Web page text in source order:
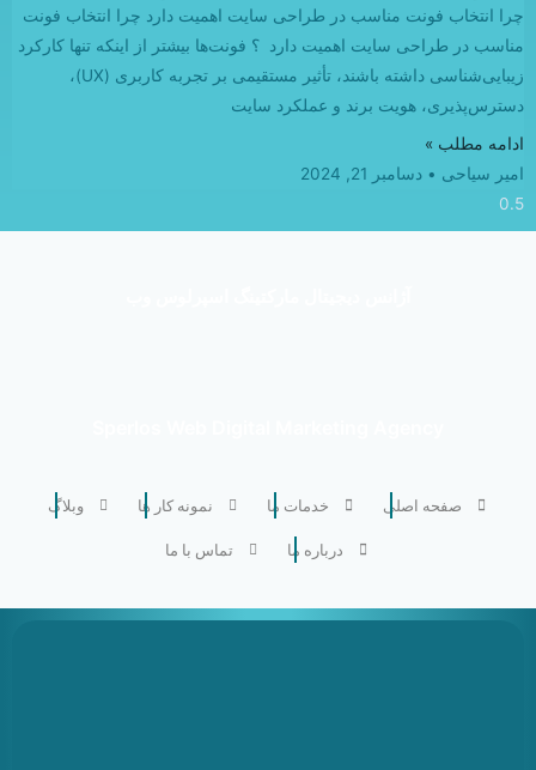
چرا انتخاب فونت مناسب در طراحی سایت اهمیت دارد چرا انتخاب فونت
مناسب در طراحی سایت اهمیت دارد ؟ فونت‌ها بیشتر از اینکه تنها کارکرد
زیبایی‌شناسی داشته باشند، تأثیر مستقیمی بر تجربه کاربری (UX)،
دسترس‌پذیری، هویت برند و عملکرد سایت
ادامه مطلب »
امیر سیاحی
دسامبر 21, 2024
صفحه اصلی خدمات ما نمونه کار ها وبلاگ
درباره ما تماس با ما